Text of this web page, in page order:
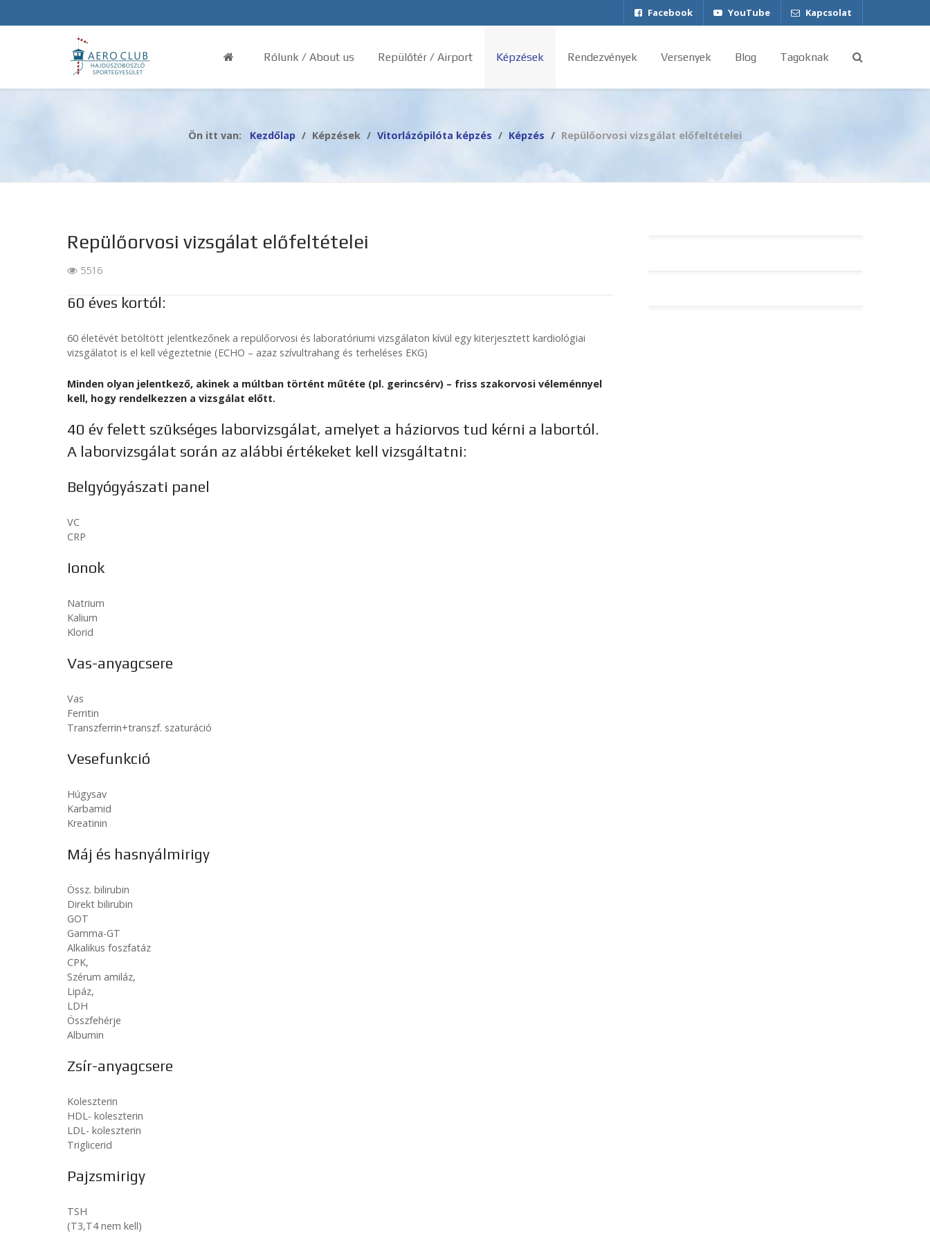
Facebook YouTube Kapcsolat
Rólunk / About us Repülőtér / Airport Képzések Rendezvények Versenyek Blog Tagoknak
Ön itt van: Kezdőlap Képzések Vitorlázópilóta képzés Képzés Repülőorvosi vizsgálat előfeltételei
Repülőorvosi vizsgálat előfeltételei
5516
60 éves kortól:
60 életévét betöltött jelentkezőnek a repülőorvosi és laboratóriumi vizsgálaton kívül egy kiterjesztett kardiológiai
vizsgálatot is el kell végeztetnie (ECHO – azaz szívultrahang és terheléses EKG)
Minden olyan jelentkező, akinek a múltban történt műtéte (pl. gerincsérv) – friss szakorvosi véleménnyel
kell, hogy rendelkezzen a vizsgálat előtt.
40 év felett szükséges laborvizsgálat, amelyet a háziorvos tud kérni a labortól.
A laborvizsgálat során az alábbi értékeket kell vizsgáltatni:
Belgyógyászati panel
VC
CRP
Ionok
Natrium
Kalium
Klorid
Vas-anyagcsere
Vas
Ferritin
Transzferrin+transzf. szaturáció
Vesefunkció
Húgysav
Karbamid
Kreatinin
Máj és hasnyálmirigy
Össz. bilirubin
Direkt bilirubin
GOT
Gamma-GT
Alkalikus foszfatáz
CPK,
Szérum amiláz,
Lipáz,
LDH
Összfehérje
Albumin
Zsír-anyagcsere
Koleszterin
HDL- koleszterin
LDL- koleszterin
Triglicerid
Pajzsmirigy
TSH
(T3,T4 nem kell)